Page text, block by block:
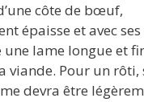
côte de bœuf,
épaisse et avec
une lame longue et
viande. Pour un rôti,
devra être